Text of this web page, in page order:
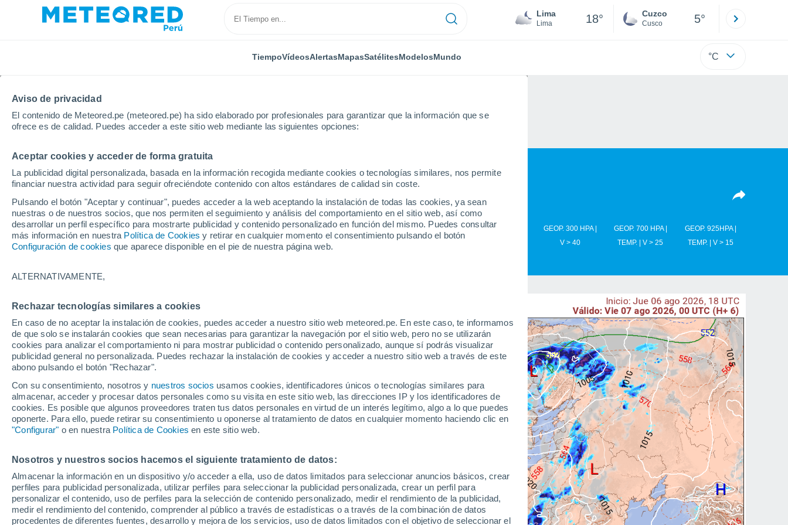
Aviso de privacidad
El contenido de Meteored.pe (meteored.pe) ha sido elaborado por profesionales para garantizar que la información que se
ofrece es de calidad. Puedes acceder a este sitio web mediante las siguientes opciones:
Aceptar cookies y acceder de forma gratuita
La publicidad digital personalizada, basada en la información recogida mediante cookies o tecnologías similares, nos permite
financiar nuestra actividad para seguir ofreciéndote contenido con altos estándares de calidad sin coste.
Pulsando el botón "Aceptar y continuar", puedes acceder a la web aceptando la instalación de todas las cookies, ya sean
nuestras o de nuestros socios, que nos permiten el seguimiento y análisis del comportamiento en el sitio web, así como
desarrollar un perfil específico para mostrarte publicidad y contenido personalizado en función del mismo. Puedes consultar
más información en nuestra Política de Cookies y retirar en cualquier momento el consentimiento pulsando el botón
Configuración de cookies que aparece disponible en el pie de nuestra página web.
ALTERNATIVAMENTE,
Rechazar tecnologías similares a cookies
En caso de no aceptar la instalación de cookies, puedes acceder a nuestro sitio web meteored.pe. En este caso, te informamos
de que solo se instalarán cookies que sean necesarias para garantizar la navegación por el sitio web, pero no se utilizarán
cookies para analizar el comportamiento ni para mostrar publicidad o contenido personalizado, aunque sí podrás visualizar
publicidad general no personalizada. Puedes rechazar la instalación de cookies y acceder a nuestro sitio web a través de este
abono pulsando el botón "Rechazar".
Con su consentimiento, nosotros y nuestros socios usamos cookies, identificadores únicos o tecnologías similares para
almacenar, acceder y procesar datos personales como su visita en este sitio web, las direcciones IP y los identificadores de
cookies. Es posible que algunos proveedores traten tus datos personales en virtud de un interés legítimo, algo a lo que puedes
oponerte. Para ello, puede retirar su consentimiento u oponerse al tratamiento de datos en cualquier momento haciendo clic en
"Configurar" o en nuestra Política de Cookies en este sitio web.
Nosotros y nuestros socios hacemos el siguiente tratamiento de datos:
Almacenar la información en un dispositivo y/o acceder a ella, uso de datos limitados para seleccionar anuncios básicos, crear
perfiles para publicidad personalizada, utilizar perfiles para seleccionar la publicidad personalizada, crear un perfil para
personalizar el contenido, uso de perfiles para la selección de contenido personalizado, medir el rendimiento de la publicidad,
medir el rendimiento del contenido, comprender al público a través de estadísticas o a través de la combinación de datos
procedentes de diferentes fuentes, desarrollo y mejora de los servicios, uso de datos limitados con el objetivo de seleccionar el
Lima
Lima 18° Cuzco
Cusco 5°
TiempoVídeosAlertasMapasSatélitesModelosMundo °C
Inicio Modelos Modelos Austria - ECMWF Europa
Modelos de predicción numérica
PRES. | V > 10
| NUB. |
PRECIPITACIÓN
ACUMULADA
NIEVE
ACUMULADA
TEMPERATURA
2M
GEOP. 850 HPA |
GEOP. 500 HPA |
VIENTO 10M |
GEOP. 300 HPA |
V > 40
GEOP. 700 HPA |
TEMP. | V > 25
GEOP. 925HPA |
TEMP. | V > 15
Austria
ECMWF
GFS
ECMWF Europa
GFS Europa